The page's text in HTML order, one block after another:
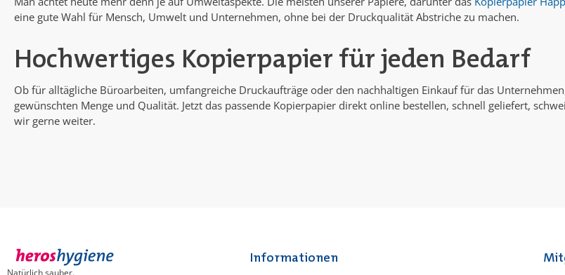
eine gute Wahl für Mensch, Umwelt und Unternehmen, ohne bei der Druckqualität Abstriche zu machen.
Hochwertiges Kopierpapier für jeden Bedarf
Ob für alltägliche Büroarbeiten, umfangreiche Druckaufträge oder den nachhaltigen Einkauf für das
gewünschten Menge und Qualität. Jetzt das passende Kopierpapier direkt online bestellen, schnell geliefert,
wir gerne weiter.
Natürlich sauber.
Informationen